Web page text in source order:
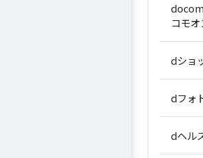
コモオ
dショ
dフォ
dヘル